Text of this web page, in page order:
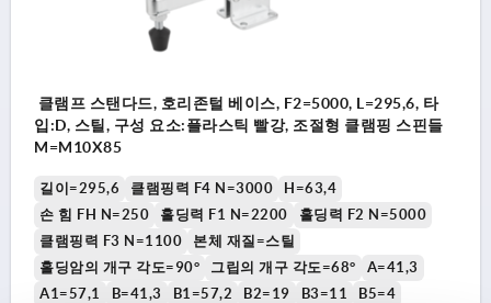
클램프 스탠다드, 호리존털 베이스, F2=5000, L=295,6, 타
입:D, 스틸, 구성 요소:플라스틱 빨강, 조절형 클램핑 스핀들
M=M10X85
길이=295,6 클램핑력 F4 N=3000
H=63,4
손 힘 FH N=250
홀딩력 F1 N=2200
홀딩력 F2 N=5000
클램핑력 F3 N=1100
본체 재질=스틸
홀딩암의 개구 각도=90°
그립의 개구 각도=68°
A=41,3
A1=57,1
B=41,3 B1=57,2 B2=19 B3=11
B5=4